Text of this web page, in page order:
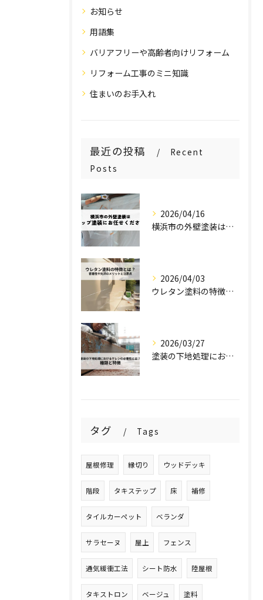
お知らせ
用語集
バリアフリーや高齢者向けリフォーム
リフォーム工事のミニ知識
住まいのお手入れ
最近の投稿
Recent
Posts
2026/04/16
横浜市の外壁塗装はステップ塗装にお任せください！
2026/04/03
ウレタン塗料の特徴とは？密着性や光沢のメリットと注意点を解説！
2026/03/27
塗装の下地処理におけるケレンの必要性とは？種類と特徴を解説！
タグ Tags
屋根修理 縁切り ウッドデッキ
階段 タキステップ 床 補修
タイルカーペット ベランダ
サラセーヌ 屋上 フェンス
通気緩衝工法 シート防水 陸屋根
タキストロン ベージュ 塗料